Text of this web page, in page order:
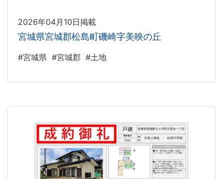
2026年04月10日掲載
宮城県宮城郡松島町磯崎字美映の丘
#宮城県 #宮城郡 #土地